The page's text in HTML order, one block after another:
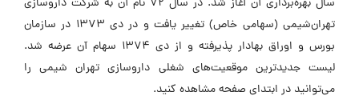
سال بهره‌برداری آن آغاز شد. در سال 72 نام آن به شرکت داروسازی
تهران‌شیمی (سهامی خاص) تغییر یافت و در دی 1373 در سازمان
بورس و اوراق بهادار پذیرفته و از دی 1374 سهام آن عرضه شد.
لیست جدیدترین موقعیت‌های شغلی داروسازی تهران شیمی را
می‌توانید در ابتدای صفحه مشاهده کنید.